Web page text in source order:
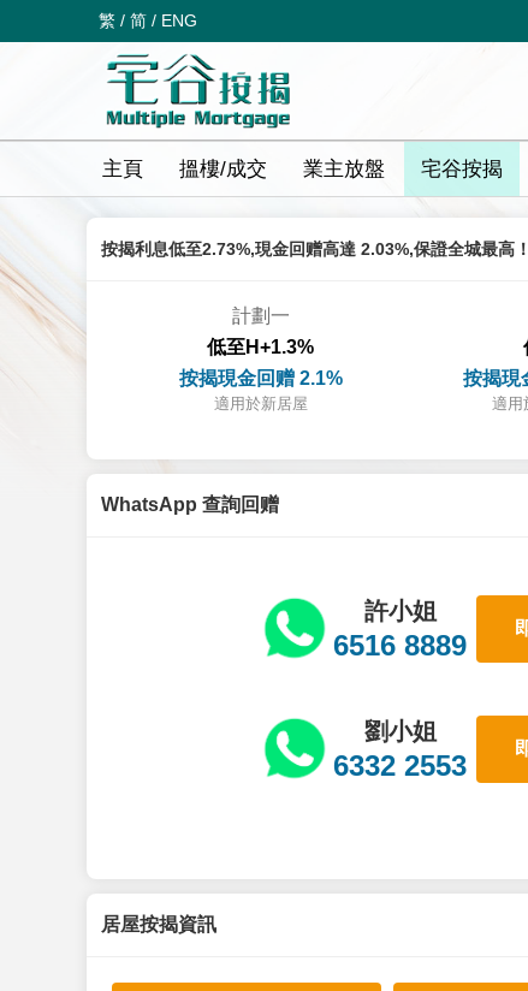
繁 / 简 / ENG
主頁 搵樓/成交 業主放盤 宅谷按揭
按揭利息低至2.73%,現金回赠高達 2.03%,保證全城最高！
計劃一
低至H+1.3%
按揭現金回赠 2.1%
適用於新居屋
按揭現
適用
WhatsApp 查詢回赠
許小姐
6516 8889
劉小姐
6332 2553
居屋按揭資訊